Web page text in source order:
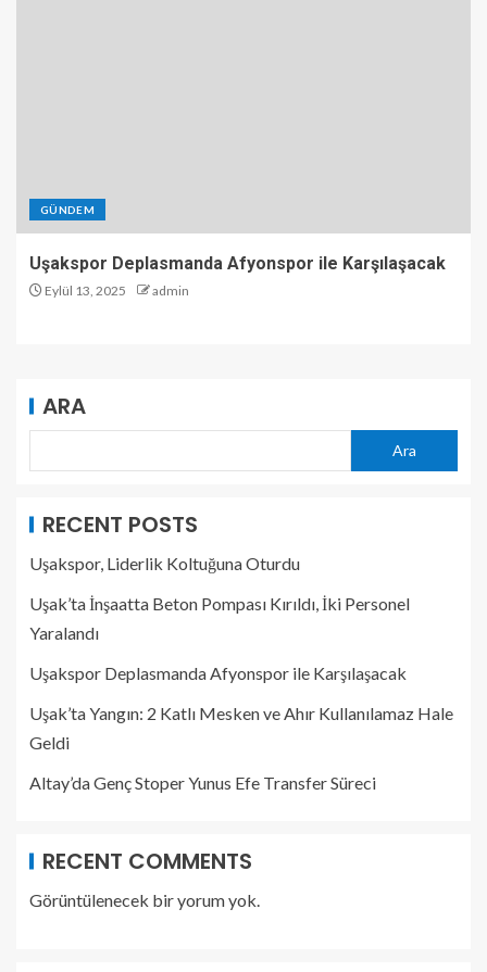
GÜNDEM
Uşakspor Deplasmanda Afyonspor ile Karşılaşacak
Eylül 13, 2025 admin
ARA
Ara
RECENT POSTS
Uşakspor, Liderlik Koltuğuna Oturdu
Uşak’ta İnşaatta Beton Pompası Kırıldı, İki Personel
Yaralandı
Uşakspor Deplasmanda Afyonspor ile Karşılaşacak
Uşak’ta Yangın: 2 Katlı Mesken ve Ahır Kullanılamaz Hale
Geldi
Altay’da Genç Stoper Yunus Efe Transfer Süreci
RECENT COMMENTS
Görüntülenecek bir yorum yok.